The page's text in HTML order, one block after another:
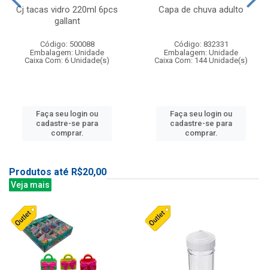
Cj tacas vidro 220ml 6pcs
gallant
Código: 500088
Embalagem: Unidade
Caixa Com: 6 Unidade(s)
Faça seu login ou
cadastre-se para
comprar.
Capa de chuva adulto
Código: 832331
Embalagem: Unidade
Caixa Com: 144 Unidade(s)
Faça seu login ou
cadastre-se para
comprar.
Produtos até R$20,00
Veja mais